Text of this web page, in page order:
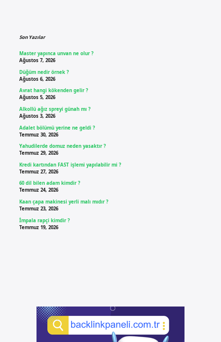
Son Yazılar
Master yapınca unvan ne olur ?
Ağustos 7, 2026
Düğüm nedir örnek ?
Ağustos 6, 2026
Avrat hangi kökenden gelir ?
Ağustos 5, 2026
Alkollü ağız spreyi günah mı ?
Ağustos 3, 2026
Adalet bölümü yerine ne geldi ?
Temmuz 30, 2026
Yahudilerde domuz neden yasaktır ?
Temmuz 29, 2026
Kredi kartından FAST işlemi yapılabilir mi ?
Temmuz 27, 2026
60 dil bilen adam kimdir ?
Temmuz 24, 2026
Kaan çapa makinesi yerli malı mıdır ?
Temmuz 23, 2026
İmpala rapçi kimdir ?
Temmuz 19, 2026